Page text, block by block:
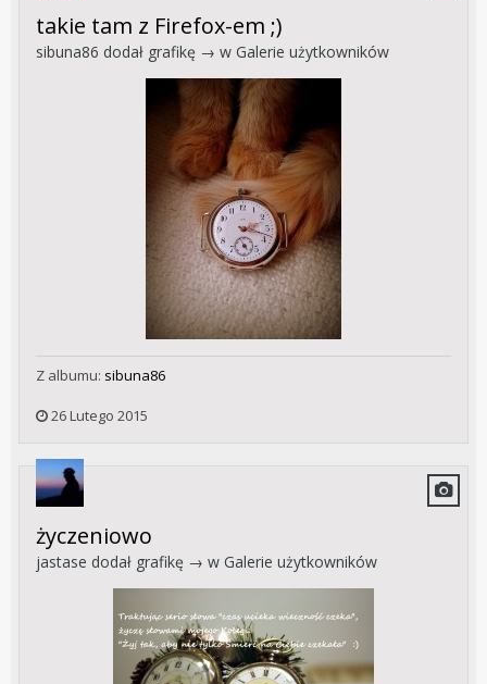
takie tam z Firefox-em ;)
sibuna86 dodał grafikę → w Galerie użytkowników
Z albumu: sibuna86
26 Lutego 2015
życzeniowo
jastase dodał grafikę → w Galerie użytkowników